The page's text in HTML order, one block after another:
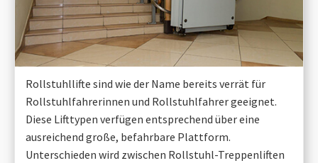
Rollstuhllifte sind wie der Name bereits verrät für
Rollstuhlfahrerinnen und Rollstuhlfahrer geeignet.
Diese Lifttypen verfügen entsprechend über eine
ausreichend große, befahrbare Plattform.
Unterschieden wird zwischen Rollstuhl-Treppenliften